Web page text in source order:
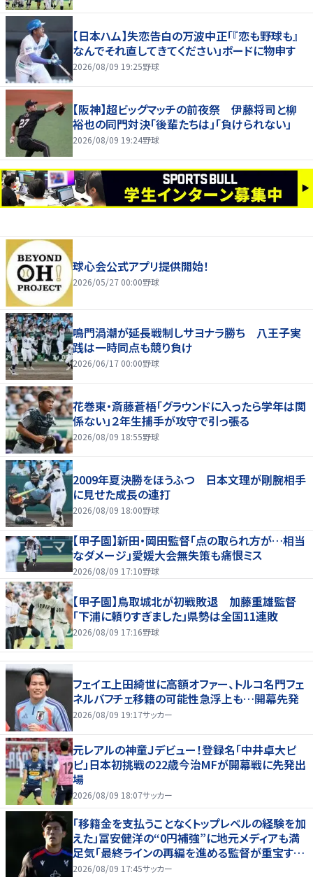
【日本ハム】失恋告白の万波中正「『恋も野球も』
なんでそれ直してきてください」ボードに物申す
2026/08/09 19:25野球
【阪神】超ビッグマッチの前夜祭 伊藤将司と柳
裕也の同門対決「後輩たちは」「負けられない」
2026/08/09 19:24野球
球心会公式アプリ提供開始！
2026/05/27 00:00野球
鳴門渦潮が延長戦制しサヨナラ勝ち 八王子実
践は一時同点も競り負け
2026/06/17 00:00野球
花巻東・斎藤蒼梧「グラウンドに入ったら学年は関
係ない」２年生捕手が攻守で引っ張る
2026/08/09 18:55野球
2009年夏決勝をほうふつ 日本文理が剛腕相手
に見せた成長の連打
2026/08/09 18:00野球
【甲子園】新田・岡田監督「点の取られ方が…相当
なダメージ」愛媛大会無失策も痛恨ミス
2026/08/09 17:10野球
【甲子園】鳥取城北が初戦敗退 加藤重雄監督
「下浦に頼りすぎました」県勢は全国11連敗
2026/08/09 17:16野球
フェイエ上田綺世に高額オファー、トルコ名門フェ
ネルバフチェ移籍の可能性急浮上も…開幕先発
2026/08/09 19:17サッカー
元レアルの神童Ｊデビュー！登録名「中井卓大ピ
ピ」日本初挑戦の22歳今治MFが開幕戦に先発出
場
2026/08/09 18:07サッカー
「移籍金を支払うことなくトップレベルの経験を加
えた」冨安健洋の“0円補強”に地元メディアも満
足気「最終ラインの再編を進める監督が重宝する
柔軟性を備えている」
2026/08/09 17:45サッカー